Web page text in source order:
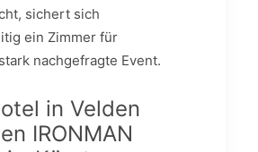
sichert sich
ein Zimmer für
nachgefragte Event.
in Velden
IRONMAN